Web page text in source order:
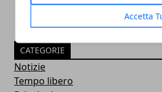
Accetta
CATEGORIE
Notizie
Tempo libero